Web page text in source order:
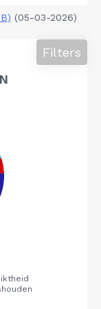
(05-03-2026)
Filters